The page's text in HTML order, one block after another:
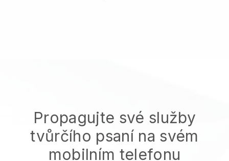
Propagujte své služby
tvůrčího psaní na svém
mobilním telefonu